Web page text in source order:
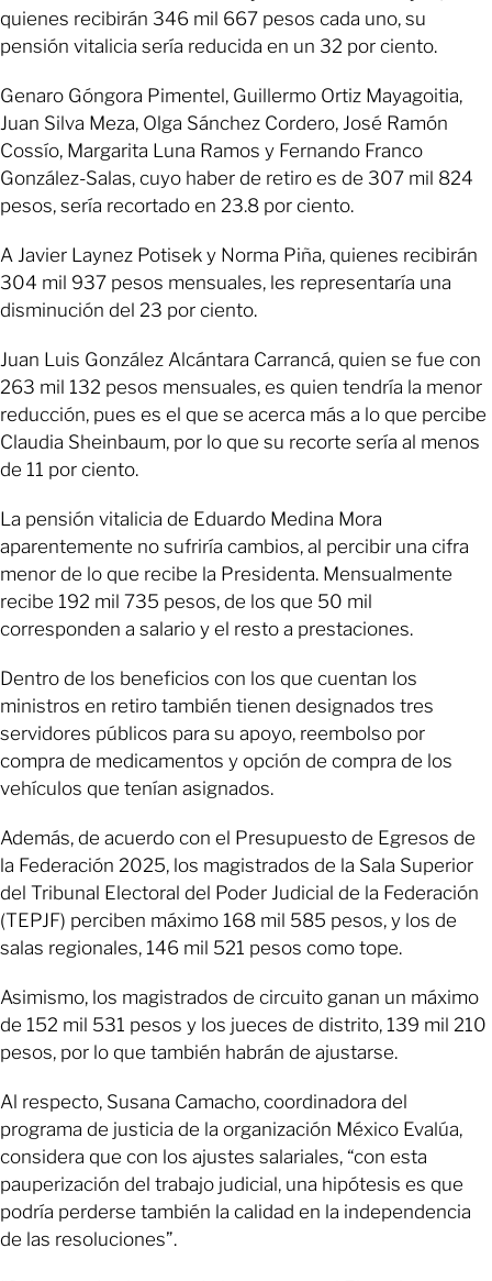
quienes recibirán 346 mil 667 pesos cada uno, su
pensión vitalicia sería reducida en un 32 por ciento.
Genaro Góngora Pimentel, Guillermo Ortiz Mayagoitia,
Juan Silva Meza, Olga Sánchez Cordero, José Ramón
Cossío, Margarita Luna Ramos y Fernando Franco
González-Salas, cuyo haber de retiro es de 307 mil 824
pesos, sería recortado en 23.8 por ciento.
A Javier Laynez Potisek y Norma Piña, quienes recibirán
304 mil 937 pesos mensuales, les representaría una
disminución del 23 por ciento.
Juan Luis González Alcántara Carrancá, quien se fue con
263 mil 132 pesos mensuales, es quien tendría la menor
reducción, pues es el que se acerca más a lo que percibe
Claudia Sheinbaum, por lo que su recorte sería al menos
de 11 por ciento.
La pensión vitalicia de Eduardo Medina Mora
aparentemente no sufriría cambios, al percibir una cifra
menor de lo que recibe la Presidenta. Mensualmente
recibe 192 mil 735 pesos, de los que 50 mil
corresponden a salario y el resto a prestaciones.
Dentro de los beneficios con los que cuentan los
ministros en retiro también tienen designados tres
servidores públicos para su apoyo, reembolso por
compra de medicamentos y opción de compra de los
vehículos que tenían asignados.
Además, de acuerdo con el Presupuesto de Egresos de
la Federación 2025, los magistrados de la Sala Superior
del Tribunal Electoral del Poder Judicial de la Federación
(TEPJF) perciben máximo 168 mil 585 pesos, y los de
salas regionales, 146 mil 521 pesos como tope.
Asimismo, los magistrados de circuito ganan un máximo
de 152 mil 531 pesos y los jueces de distrito, 139 mil 210
pesos, por lo que también habrán de ajustarse.
Al respecto, Susana Camacho, coordinadora del
programa de justicia de la organización México Evalúa,
considera que con los ajustes salariales, “con esta
pauperización del trabajo judicial, una hipótesis es que
podría perderse también la calidad en la independencia
de las resoluciones”.